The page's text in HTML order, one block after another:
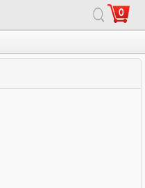
0
ての権利予約します。